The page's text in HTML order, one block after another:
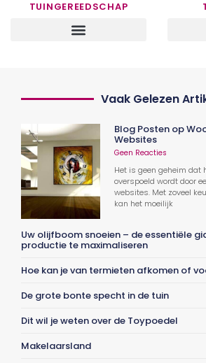
TUINGEREEDSCHAP
Vaak Gelezen
Blog Posten op
Websites
Geen Reacties
Het is geen geheim dat
overspoeld wordt door
websites. Met zoveel
kan het moeilijk
Uw olijfboom snoeien – de essentiële
productie te maximaliseren
Hoe kan je van termieten afkomen of
De grote bonte specht in de tuin
Dit wil je weten over de Toypoedel
Makelaarsland